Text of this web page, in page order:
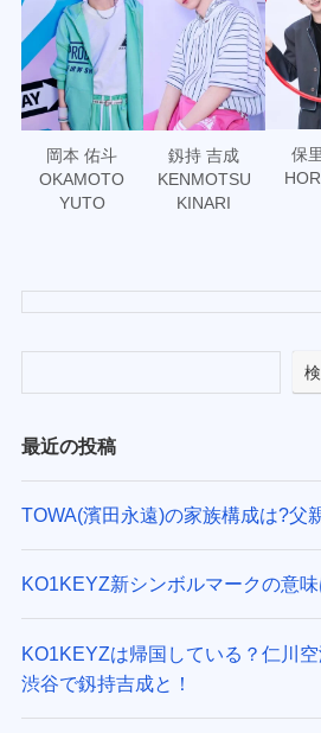
岡本 佑斗
OKAMOTO
YUTO
釼持 吉成
KENMOTSU
KINARI
保
最近の投稿
TOWA(濱田永遠)の家族構成は?父
KO1KEYZ新シンボルマークの意
KO1KEYZは帰国している？仁川
渋谷で釼持吉成と！